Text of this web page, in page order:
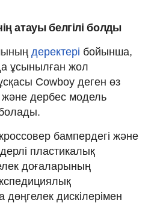
атауы белгілі болды
деректері бойынша,
ұсынылған жол
Cowboy деген өз
дербес модель
бампердегі және
пластикалық
доғаларының
дискілерімен